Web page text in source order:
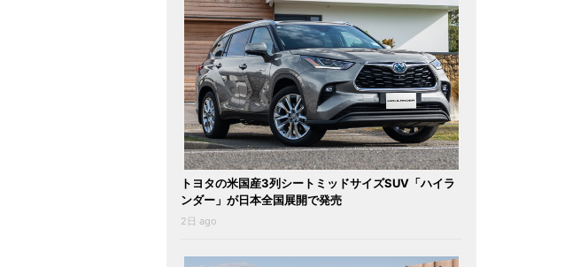
トヨタの米国産3列シートミッドサイズSUV「ハイラ
ンダー」が日本全国展開で発売
2日 ago